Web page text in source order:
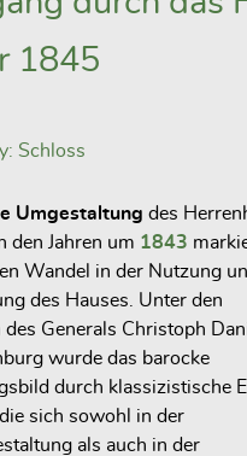
1845
Schloss
Umgestaltung des
den Jahren um 1843
Wandel in der Nutzung
des Hauses. Unter den
des Generals Christoph
wurde das barocke
durch klassizistische
sich sowohl in der
als auch in der